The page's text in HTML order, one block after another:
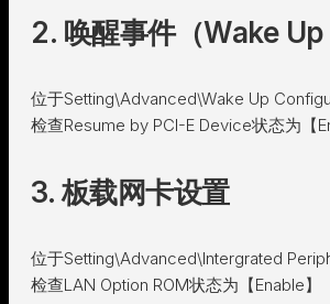
2. 唤醒事件（Wake Up
位于Setting\Advanced\Wake Up
检查Resume by PCI-E Device状态为【
3. 板载网卡设置
位于Setting\Advanced\Intergrated
检查LAN Option ROM状态为【Enable】